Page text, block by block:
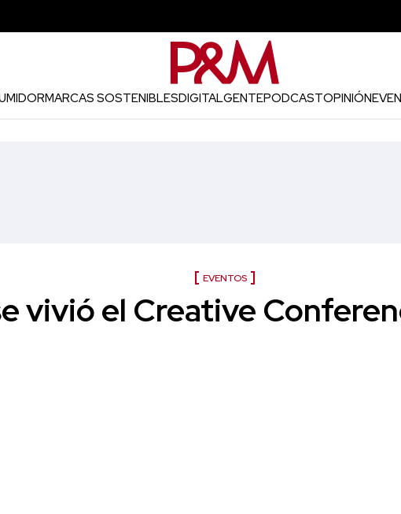
MARCAS SOSTENIBLESDIGITALGENTEPODCASTOPINIÓN
EVENTOS
vivió el Creative